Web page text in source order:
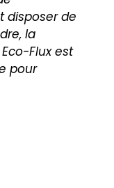
disposer de
la
Flux est
pour